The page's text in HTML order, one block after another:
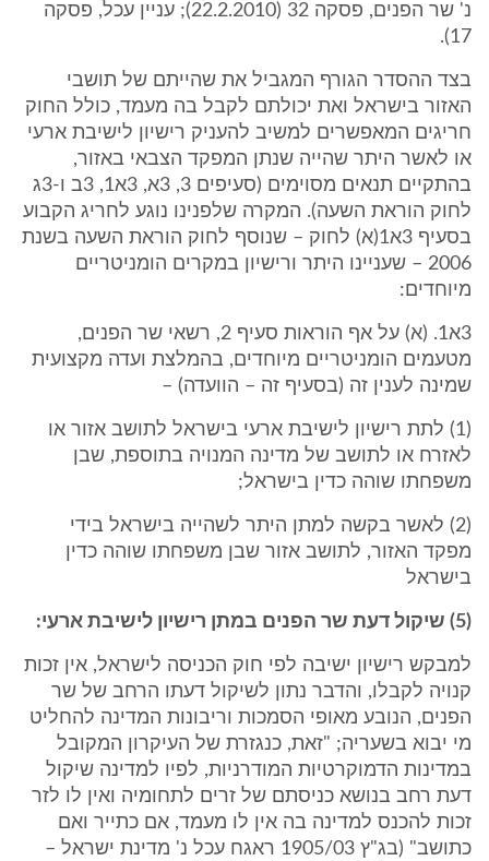
נ' שר הפנים, פסקה 32 (22.2.2010); עניין עכל, פסקה
17).
בצד ההסדר הגורף המגביל את שהייתם של תושבי
האזור בישראל ואת יכולתם לקבל בה מעמד, כולל החוק
חריגים המאפשרים למשיב להעניק רישיון לישיבת ארעי
או לאשר היתר שהייה שנתן המפקד הצבאי באזור,
בהתקיים תנאים מסוימים (סעיפים 3, 3א, 3א1, 3ב ו-3ג
לחוק הוראת השעה). המקרה שלפנינו נוגע לחריג הקבוע
בסעיף 3א1(א) לחוק – שנוסף לחוק הוראת השעה בשנת
2006 – שעניינו היתר ורישיון במקרים הומניטריים
מיוחדים:
3א1. (א) על אף הוראות סעיף 2, רשאי שר הפנים,
מטעמים הומניטריים מיוחדים, בהמלצת ועדה מקצועית
שמינה לענין זה (בסעיף זה – הוועדה) –
(1) לתת רישיון לישיבת ארעי בישראל לתושב אזור או
לאזרח או לתושב של מדינה המנויה בתוספת, שבן
משפחתו שוהה כדין בישראל;
(2) לאשר בקשה למתן היתר לשהייה בישראל בידי
מפקד האזור, לתושב אזור שבן משפחתו שוהה כדין
בישראל
(5) שיקול דעת שר הפנים במתן רישיון לישיבת ארעי:
למבקש רישיון ישיבה לפי חוק הכניסה לישראל, אין זכות
קנויה לקבלו, והדבר נתון לשיקול דעתו הרחב של שר
הפנים, הנובע מאופי הסמכות וריבונות המדינה להחליט
מי יבוא בשעריה; "זאת, כנגזרת של העיקרון המקובל
במדינות הדמוקרטיות המודרניות, לפיו למדינה שיקול
דעת רחב בנושא כניסתם של זרים לתחומיה ואין לו לזר
זכות להכנס למדינה בה אין לו מעמד, אם כתייר ואם
כתושב" (בג"ץ 1905/03 ראגח עכל נ' מדינת ישראל –